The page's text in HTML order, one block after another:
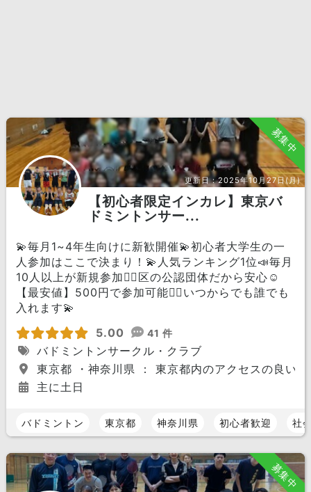
募集中
更新日：2025年10月27日(月)
【初心者限定インカレ】東京バ
ドミントンサー...
💫毎月1~4年生向けに新歓開催💫初心者大学生の一
人参加はここで決まり！💫人気ランキング1位📣毎月
10人以上が新規参加🏃‍♀️区の公認団体だから安心☺️
【最安値】500円で参加可能🙆‍♀️いつからでも誰でも
入れます💫
5.00
41 件
バドミントンサークル・クラブ
東京都 ・神奈川県 ： 東京都内のアクセスの良い
主に土日
バドミントン 東京都 神奈川県 初心者歓迎 社
募集中